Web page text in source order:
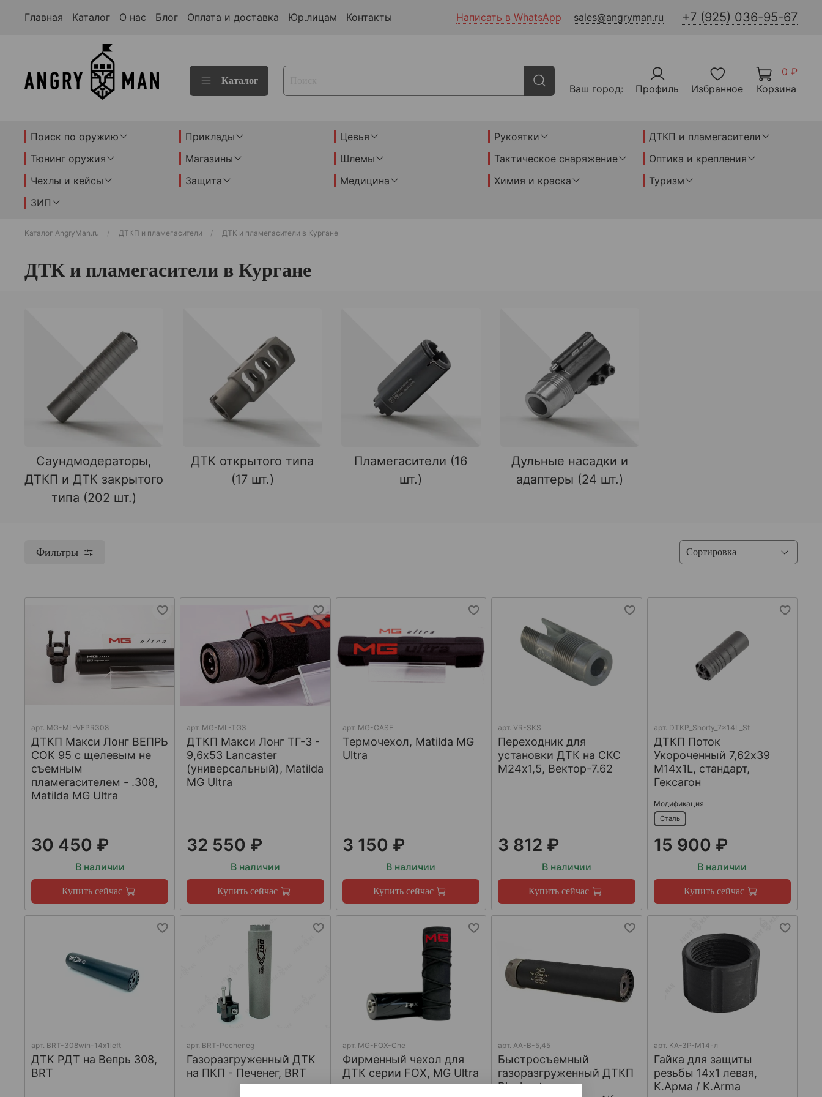
Главная Каталог О нас Блог Оплата и доставка Юр.лицам Контакты Написать в WhatsApp sales@angryman.ru +7 (925) 036-95-67
Каталог
Ваш город: Профиль Избранное
0 ₽
Корзина
Поиск по оружию Приклады Цевья Рукоятки
ДТКП и пламегасители
Тюнинг оружия
Магазины Шлемы Тактическое снаряжение
Оптика и крепления
Чехлы и кейсы
Защита Медицина Химия и краска
Туризм
ЗИП
Каталог AngryMan.ru ДТКП и пламегасители ДТК и пламегасители в Кургане
ДТК и пламегасители в Кургане
Саундмодераторы,
ДТКП и ДТК закрытого
типа (202 шт.)
ДТК открытого типа
(17 шт.)
Пламегасители (16
шт.)
Дульные насадки и
адаптеры (24 шт.)
Фильтры
арт. МG-ML-VEPR308
ДТКП Макси Лонг ВЕПРЬ
СОК 95 с щелевым не
съемным
пламегасителем - .308,
Matilda MG Ultra
30 450 ₽
В наличии
Купить сейчас
арт. MG-ML-TG3
ДТКП Макси Лонг ТГ-3 -
9,6x53 Lancaster
(универсальный), Matilda
MG Ultra
32 550 ₽
В наличии
Купить сейчас
арт. MG-CASE
Термочехол, Matilda MG
Ultra
3 150 ₽
В наличии
Купить сейчас
арт.VR-SKS
Переходник для
установки ДТК на СКС
М24х1,5, Вектор-7.62
3 812 ₽
В наличии
Купить сейчас
арт. DTKP_Shorty_7x14L_St
ДТКП Поток
Укороченный 7,62х39
М14х1L, стандарт,
Гексагон
Модификация
Сталь
15 900 ₽
В наличии
Купить сейчас
арт. BRT-308win-14х1left
ДТК РДТ на Вепрь 308,
BRT
арт. BRT-Pecheneg
Газоразгруженный ДТК
на ПКП - Печенег, BRT
арт. MG-FOX-Che
Фирменный чехол для
ДТК серии FOX, MG Ultra
арт. AA-B-5,45
Быстросъемный
газоразгруженный ДТКП
Blackout
арт. КА-ЗР-М14-л
Гайка для защиты
резьбы 14x1 левая,
К.Арма / K.Arma